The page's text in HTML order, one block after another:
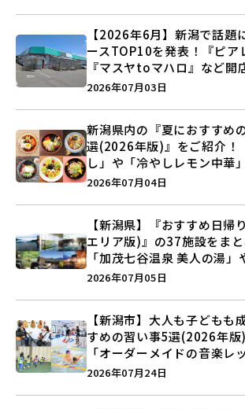
【2026年6月】新潟で話題
ースTOP10を発表！『ピア
『マスヤtoマハロ』など開
事をランキングでご紹介♪
2026年07月03日
新潟県内の『夏におすすめ
選(2026年版)』をご紹介！
し」や「冷やしレモン中華
ラインアップ♪
2026年07月04日
【新潟県】『おすすめ日
エリア版)』の37施設をまと
「加茂七谷温泉 美人の湯」
ナステビュウ湯の山」など
2026年07月05日
【新潟市】大人も子どもも
すめの習い事5選(2026年版
「オーダーメイドの音楽レ
キックボクシング」で新し
2026年07月24日